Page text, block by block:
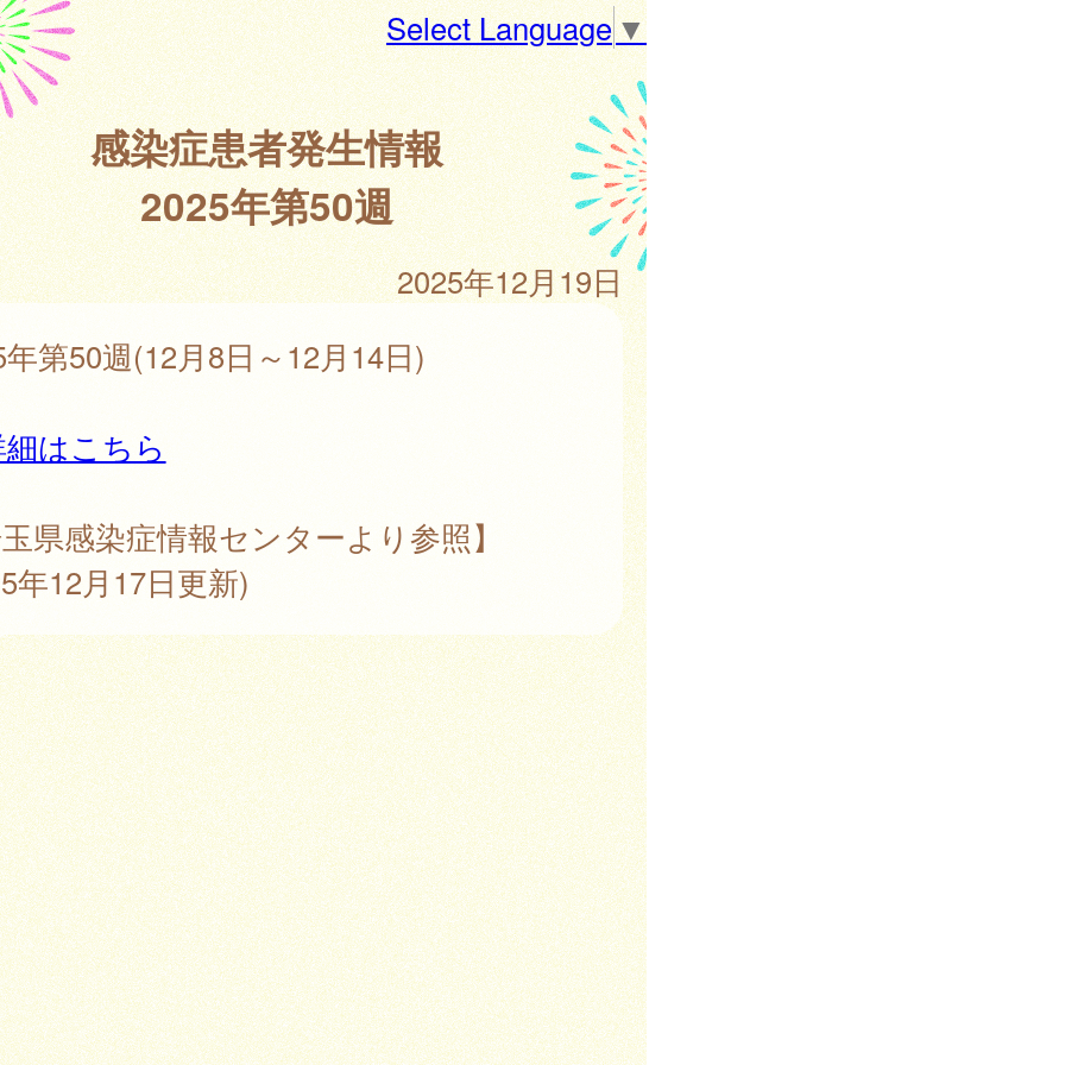
Select Language▼
感染症患者発生情報
2025年第50週
2025年12月19日
第50週(12月8日～12月14日)
はこちら
県感染症情報センターより参照】
年12月17日更新)